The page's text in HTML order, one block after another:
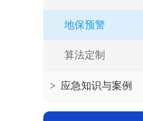
地保预警
算法定制
> 应急知识与案例